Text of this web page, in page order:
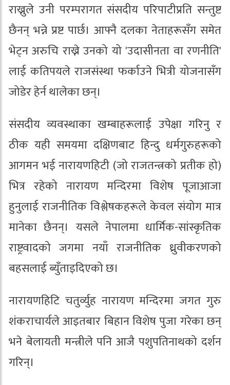
राख्नुले उनी परम्परागत संसदीय परिपाटीप्रति सन्तुष्ट
छैनन् भन्ने प्रष्ट पार्छ। आफ्नै दलका नेताहरूसँग समेत
भेट्न अरुचि राख्ने उनको यो 'उदासीनता वा रणनीति'
लाई कतिपयले राजसंस्था फर्काउने भित्री योजनासँग
जोडेर हेर्न थालेका छन्।
संसदीय व्यवस्थाका खम्बाहरूलाई उपेक्षा गरिनु र
ठीक यही समयमा दक्षिणबाट हिन्दु धर्मगुरुहरूको
आगमन भई नारायणहिटी (जो राजतन्त्रको प्रतीक हो)
भित्र रहेको नारायण मन्दिरमा विशेष पूजाआजा
हुनुलाई राजनीतिक विश्लेषकहरूले केवल संयोग मात्र
मानेका छैनन्। यसले नेपालमा धार्मिक-सांस्कृतिक
राष्ट्रवादको जगमा नयाँ राजनीतिक ध्रुवीकरणको
बहसलाई ब्युँताइदिएको छ।
नारायणहिटि चतुर्व्युह नारायण मन्दिरमा जगत गुरु
शंकराचार्यले आइतबार बिहान विशेष पुजा गरेका छन्
भने बेलायती मन्त्रीले पनि आजै पशुपतिनाथको दर्शन
गरिन्।